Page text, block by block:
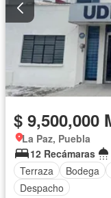
$ 9,500,000
La Paz, Puebla
12 Recámaras
Terraza
Bodega
Despacho